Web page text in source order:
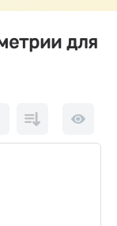
для
возрастанию
10 на